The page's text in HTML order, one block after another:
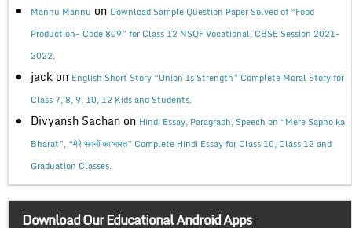
Mannu Mannu on Download Sample Question Paper Solved of “Food
Production- Code 809” for Class 12 NSQF Vocational, CBSE Session 2021-
2022.
jack on English Short Story “Union Is Strength” Complete Moral Story for
Class 7, 8, 9, 10, 12 Kids and Students.
Divyansh Sachan on Hindi Essay, Paragraph, Speech on “Mere Sapno ka
Bharat”, “मेरे सपनों का भारत” Complete Hindi Essay for Class 10, Class 12 and
Graduation Classes.
Download Our Educational Android Apps